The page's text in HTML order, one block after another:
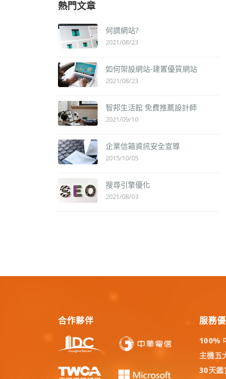
熱門文章
何謂網站?
2021/08/23
如何架設網站-建置優質網站
2021/08/23
智邦生活館 免費推薦設計師
2021/09/10
企業信箱資訊安全宣導
2015/10/05
搜尋引擎優化
2021/08/03
合作夥伴
服務
100%
主機五
30天鑑